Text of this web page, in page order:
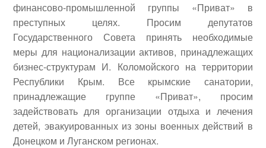
финансово-промышленной группы «Приват» в
преступных целях. Просим депутатов
Государственного Совета принять необходимые
меры для национализации активов, принадлежащих
бизнес-структурам И. Коломойского на территории
Республики Крым. Все крымские санатории,
принадлежащие группе «Приват», просим
задействовать для организации отдыха и лечения
детей, эвакуированных из зоны военных действий в
Донецком и Луганском регионах.